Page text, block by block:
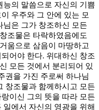
의 말씀으로 자신의 기쁨
우주와 그 안에 있는 모
님은 그가 창조하신 모든
조물은 타락하였음에도
움으로 삼음이 마땅하고
어야 한다. 위대하신 창조
모든 것에서 분리되어 있
권을 가진 주로써 하나님
창조물과 함께하시고 모든
이신 그의 뜻을 따라 모든
에서 자신의 영광을 위해